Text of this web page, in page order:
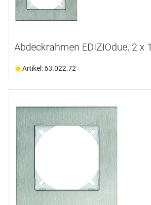
Abdeckrahmen EDIZIOdue, 2 x 1
Artikel: 63.022.72